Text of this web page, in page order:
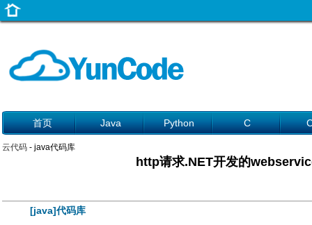
首页 Java Python C
云代码 - java代码库
http请求.NET开发的
[java]代码库